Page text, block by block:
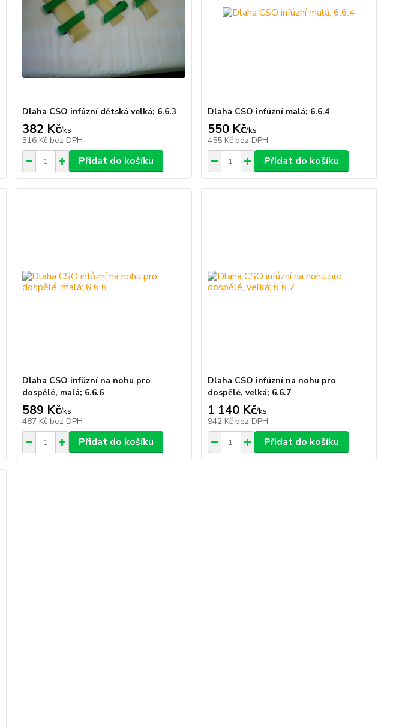
Dlaha CSO infúzní dětská velká; 6.6.3
382 Kč/ks
316 Kč bez DPH
Přidat do košíku
Dlaha CSO infúzní malá; 6.6.4
550 Kč/ks
455 Kč bez DPH
Přidat do košíku
Dlaha CSO infůzní na nohu pro
dospělé, malá; 6.6.6
589 Kč/ks
487 Kč bez DPH
Přidat do košíku
Dlaha CSO infúzní na nohu pro
dospělé, velká; 6.6.7
1 140 Kč/ks
942 Kč bez DPH
Přidat do košíku